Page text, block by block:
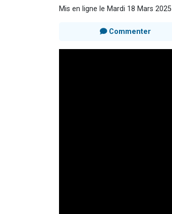
Mis en ligne le Mardi 18 Mars 2025
Commenter